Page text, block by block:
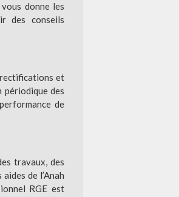
donne les
des conseils
et
périodique des
de
travaux, des
de l’Anah
RGE est